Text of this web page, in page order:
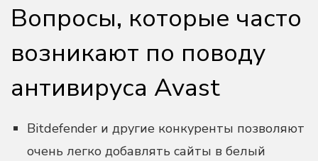
Вопросы, которые часто
возникают по поводу
антивируса Avast
Bitdefender и другие конкуренты позволяют
очень легко добавлять сайты в белый